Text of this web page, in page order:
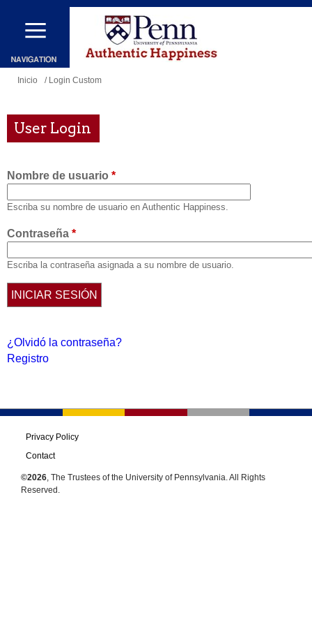
Pasar
contenido
principal
Se
usted
aquí
Inicio / Login Custom
User Login
Nombre de usuario *
Escriba su nombre de usuario en Authentic Happiness.
Contraseña *
Escriba la contraseña asignada a su nombre de usuario.
¿Olvidó la contraseña?
Registro
Privacy Policy
Contact
©2026, The Trustees of the University of Pennsylvania. All Rights
Reserved.